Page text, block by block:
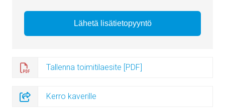
Tallenna toimitilaesite [PDF]
Kerro kaverille